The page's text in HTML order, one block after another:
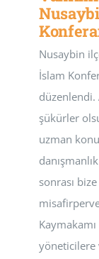
Nusaybin
İslam
düzenlendi.
şükürler
uzman
sonrası
yöneticilere